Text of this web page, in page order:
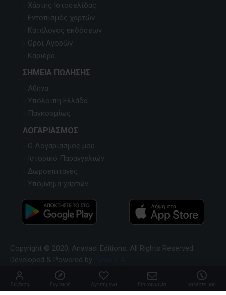
Χάρτης Ιστοσελίδας
Εντοπισμός χαρτών
Κατάλογος εκδόσεων
Όροι Αγορών
Καριέρα
ΣΗΜΕΊΑ ΠΏΛΗΣΗΣ
Αθήνα
Υπόλοιπη Ελλάδα
Παγκοσμίως
ΛΟΓΑΡΙΑΣΜΌΣ
Ο Λογαριασμός μου
Ιστορικό Παραγγελιών
Δωροεπιταγές
Υπόμνημα χαρτών
Copyright © 2020, Anavasi Editions, All Rights Reserved.
Developed & Powered by
Σύνδεση Εγγραφή Αγαπημένα Επικοινωνία Καλέστε μας